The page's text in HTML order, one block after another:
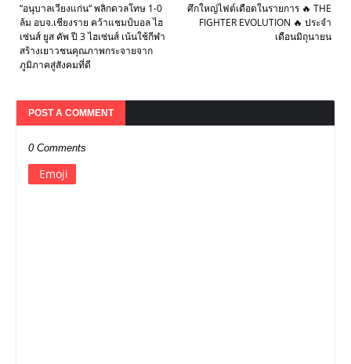
ศึกใหญ่ไฟต์เดือดในรายการ 🔥 THE
FIGHTER EVOLUTION 🔥 ประจำ
เดือนมิถุนายน
“อนุบาลเวียงแก่น“ พลิกดวลโทษ 1-0
ล้ม อบจ.เชียงราย คว้าแชมป์บอล ไฮ
เซ่นส์ ยูส คัพ ปี 3 ไฮเซ่นส์ เน้นใช้กีฬา
สร้างเยาวชนคุณภาพกระจายจาก
ภูมิภาคสู่สังคมที่ดี
POST A COMMENT
0 Comments
Emoji